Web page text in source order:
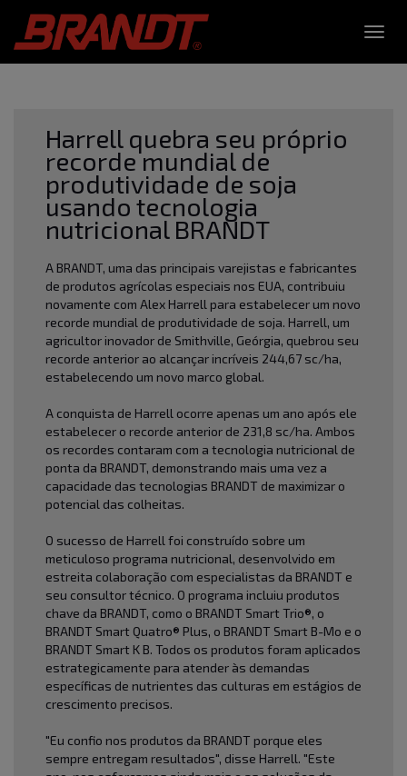
Harrell quebra seu próprio
recorde mundial de
produtividade de soja
usando tecnologia
nutricional BRANDT
A BRANDT, uma das principais varejistas e fabricantes
de produtos agrícolas especiais nos EUA, contribuiu
novamente com Alex Harrell para estabelecer um novo
recorde mundial de produtividade de soja. Harrell, um
agricultor inovador de Smithville, Geórgia, quebrou seu
recorde anterior ao alcançar incríveis 244,67 sc/ha,
estabelecendo um novo marco global.
A conquista de Harrell ocorre apenas um ano após ele
estabelecer o recorde anterior de 231,8 sc/ha. Ambos
os recordes contaram com a tecnologia nutricional de
ponta da BRANDT, demonstrando mais uma vez a
capacidade das tecnologias BRANDT de maximizar o
potencial das colheitas.
O sucesso de Harrell foi construído sobre um
meticuloso programa nutricional, desenvolvido em
estreita colaboração com especialistas da BRANDT e
seu consultor técnico. O programa incluiu produtos
chave da BRANDT, como o BRANDT Smart Trio®, o
BRANDT Smart Quatro® Plus, o BRANDT Smart B-Mo e o
BRANDT Smart K B. Todos os produtos foram aplicados
estrategicamente para atender às demandas
específicas de nutrientes das culturas em estágios de
crescimento precisos.
"Eu confio nos produtos da BRANDT porque eles
sempre entregam resultados", disse Harrell. "Este